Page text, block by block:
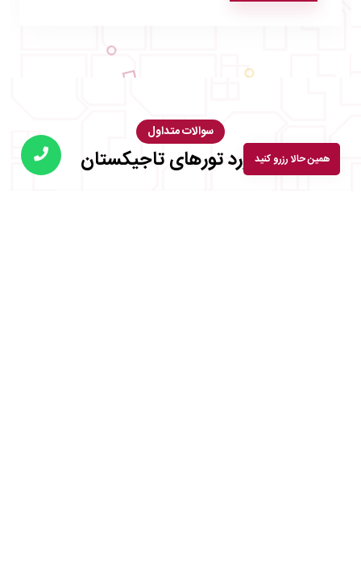
سوالات متداول
در مورد تورهای تاجیکستانهمین حالا رزرو کنید